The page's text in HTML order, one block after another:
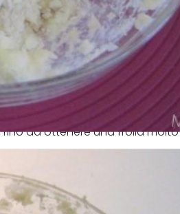
fino ad ottenere una frolla molto